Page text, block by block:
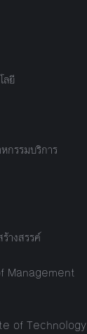
ลยี
กรรมบริการ
างสรรค์
Management
of Technology